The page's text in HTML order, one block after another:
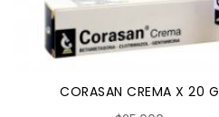
CORASAN CREMA X 20 G